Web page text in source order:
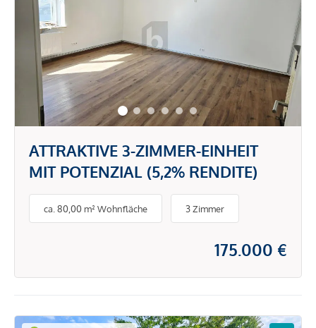
ATTRAKTIVE 3-ZIMMER-EINHEIT
MIT POTENZIAL (5,2% RENDITE)
ca. 80,00 m² Wohnfläche 3 Zimmer
175.000 €